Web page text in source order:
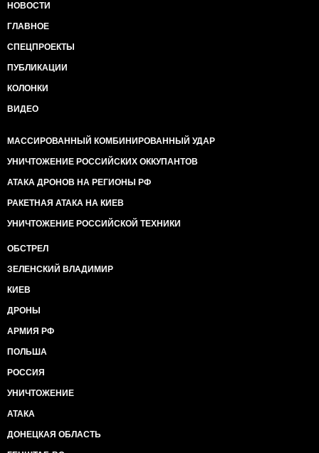
НОВОСТИ
ГЛАВНОЕ
СПЕЦПРОЕКТЫ
ПУБЛИКАЦИИ
КОЛОНКИ
ВИДЕО
МАССИРОВАННЫЙ КОМБИНИРОВАННЫЙ УДАР
УНИЧТОЖЕНИЕ РОССИЙСКИХ ОККУПАНТОВ
АТАКА ДРОНОВ НА РЕГИОНЫ РФ
РАКЕТНАЯ АТАКА НА КИЕВ
УНИЧТОЖЕНИЕ РОССИЙСКОЙ ТЕХНИКИ
ОБСТРЕЛ
ЗЕЛЕНСКИЙ ВЛАДИМИР
КИЕВ
ДРОНЫ
АРМИЯ РФ
ПОЛЬША
РОССИЯ
УНИЧТОЖЕНИЕ
АТАКА
ДОНЕЦКАЯ ОБЛАСТЬ